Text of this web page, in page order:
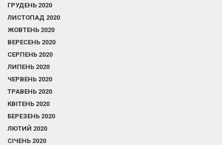
ГРУДЕНЬ 2020
ЛИСТОПАД 2020
ЖОВТЕНЬ 2020
ВЕРЕСЕНЬ 2020
СЕРПЕНЬ 2020
ЛИПЕНЬ 2020
ЧЕРВЕНЬ 2020
ТРАВЕНЬ 2020
КВІТЕНЬ 2020
БЕРЕЗЕНЬ 2020
ЛЮТИЙ 2020
СІЧЕНЬ 2020